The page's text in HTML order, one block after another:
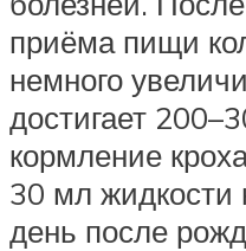
приёма пищи
немного
достигает
кормление
30 мл жидкости
день после